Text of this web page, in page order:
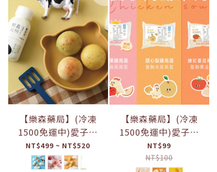
【樂森藥局】(冷凍
1500免運中)愛子伴
桌-無加糖・雲寶包 蘋
果莓果 南瓜玉米 毛豆
NT$499 ~ NT$520
【樂森藥局】(冷凍
1500免運中)愛子伴
桌-愛子高湯 🍎紅蘋果
雞高湯 🍐 甜心梨雞高
NT$99
NT$100